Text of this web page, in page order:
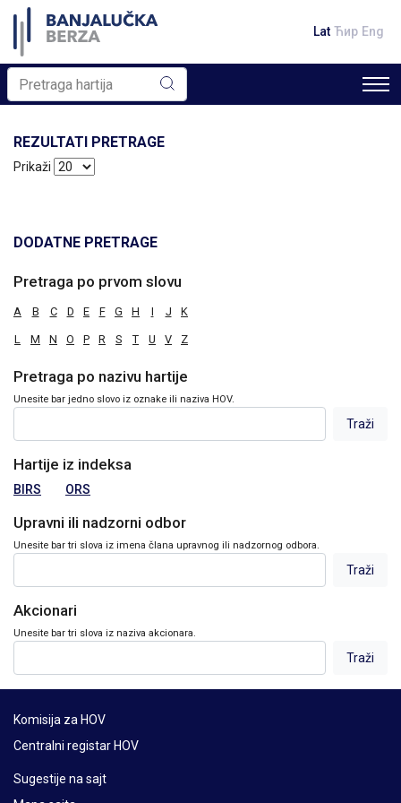
Lat Ћир Eng
REZULTATI PRETRAGE
Prikaži
DODATNE PRETRAGE
Pretraga po prvom slovu
A B C D E F G H I J K
L M N O P R S T U V Z
Pretraga po nazivu hartije
Unesite bar jedno slovo iz oznake ili naziva HOV.
Hartije iz indeksa
BIRS ORS
Upravni ili nadzorni odbor
Unesite bar tri slova iz imena člana upravnog ili nadzornog odbora.
Akcionari
Unesite bar tri slova iz naziva akcionara.
Komisija za HOV
Centralni registar HOV
Sugestije na sajt